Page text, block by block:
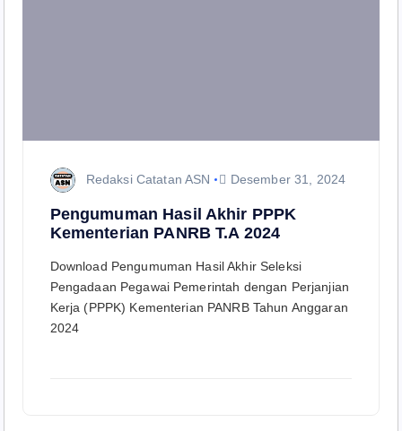
Redaksi Catatan ASN Desember 31, 2024
Pengumuman Hasil Akhir PPPK
Kementerian PANRB T.A 2024
Download Pengumuman Hasil Akhir Seleksi
Pengadaan Pegawai Pemerintah dengan Perjanjian
Kerja (PPPK) Kementerian PANRB Tahun Anggaran
2024